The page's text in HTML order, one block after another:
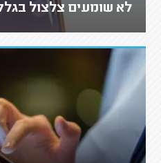
לא שומעים צלצול